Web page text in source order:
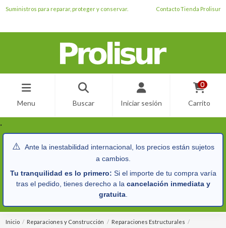
Suministros para reparar, proteger y conservar. Contacto Tienda Prolisur
Menu Buscar Iniciar sesión
0
Carrito
.
⚠️ Ante la inestabilidad internacional, los precios están sujetos
a cambios.
Tu tranquilidad es lo primero: Si el importe de tu compra varía
tras el pedido, tienes derecho a la cancelación inmediata y
gratuita.
Inicio Reparaciones y Construcción
Reparaciones Estructurales